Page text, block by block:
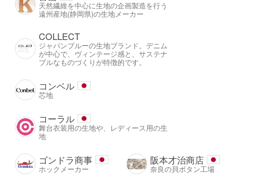
天然繊維を中心に生地の企画製造を行う
遠州産地(静岡県)の生地メーカー
COLLECT
ジャパンブルーの生地ブランド。デニム
が中心で、ヴィンテージ感と、サステナ
ブルなものづくりが特徴的です。
コンベル
芯地
コーラル
舞台衣装用の生地や、レディース用の生
地
ゴンドラ商事
ホックメーカー
阪本才治商店
奈良の貝ボタン工場